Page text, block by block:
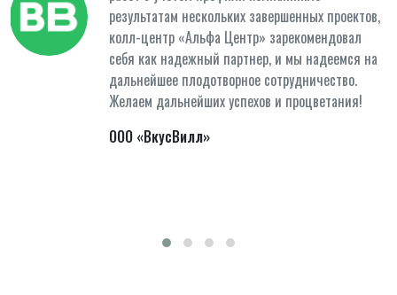
результатам нескольких завершенных проектов,
колл-центр «Альфа Центр» зарекомендовал
себя как надежный партнер, и мы надеемся на
дальнейшее плодотворное сотрудничество.
Желаем дальнейших успехов и процветания!
ООО «ВкусВилл»